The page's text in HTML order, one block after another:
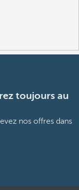
toujours au
nos offres dans